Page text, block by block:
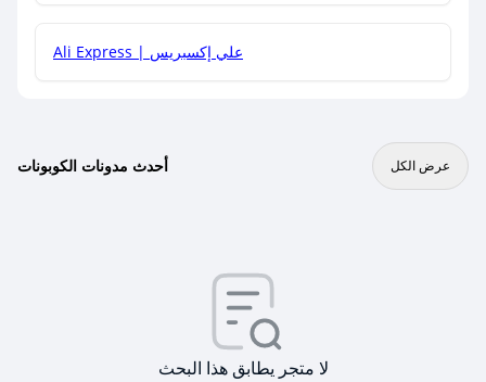
Ali Express | علي إكسبريس
أحدث مدونات الكوبونات عرض الكل
لا متجر يطابق هذا البحث